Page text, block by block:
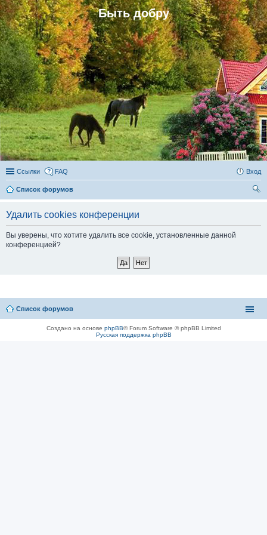
Быть добру
Ссылки FAQ Вход
Список форумов
Удалить cookies конференции
Вы уверены, что хотите удалить все cookie, установленные данной
конференцией?
Список форумов
Создано на основе phpBB® Forum Software © phpBB Limited
Русская поддержка phpBB